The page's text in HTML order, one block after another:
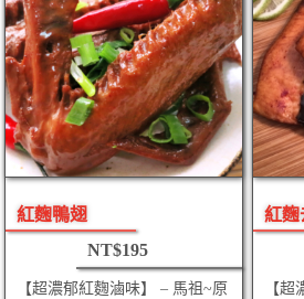
紅麴鴨翅
NT$195
【超濃郁紅麴滷味】 – 馬祖~原
紅麴
【